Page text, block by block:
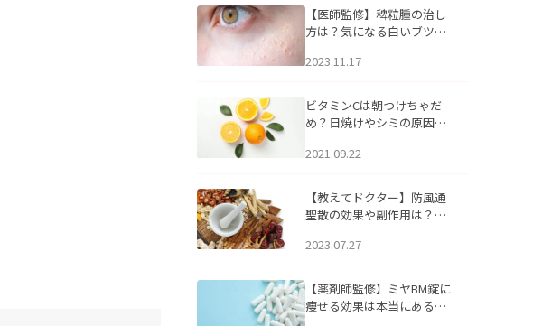
【医師監修】稗粒腫の治し
方は？気になる白いブツブ
アについて
2023.11.17
ビタミンCは朝つけちゃだ
め？日焼けやシミの原因に
2021.09.22
【教えてドクター】防風通
聖散の効果や副作用は？長
2023.07.27
【薬剤師監修】ミヤBM錠に
痩せる効果は本当にある